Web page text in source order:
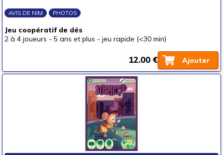
AVIS DE NIM PHOTOS
Jeu coopératif de dés
2 à 4 joueurs - 5 ans et plus - jeu rapide (<30 min)
Ajouter
12.00 €